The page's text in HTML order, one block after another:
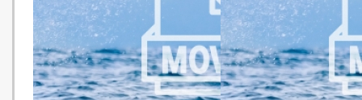
綠色微電影節2017：綠
比賽